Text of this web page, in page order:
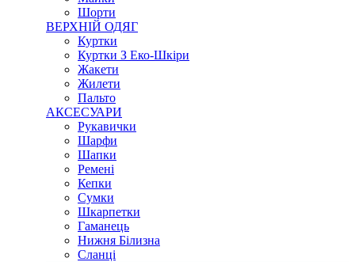
Шорти
ВЕРХНІЙ ОДЯГ
Куртки
Куртки З Еко-Шкіри
Жакети
Жилети
Пальто
АКСЕСУАРИ
Рукавички
Шарфи
Шапки
Ремені
Кепки
Сумки
Шкарпетки
Гаманець
Нижня Білизна
Сланці